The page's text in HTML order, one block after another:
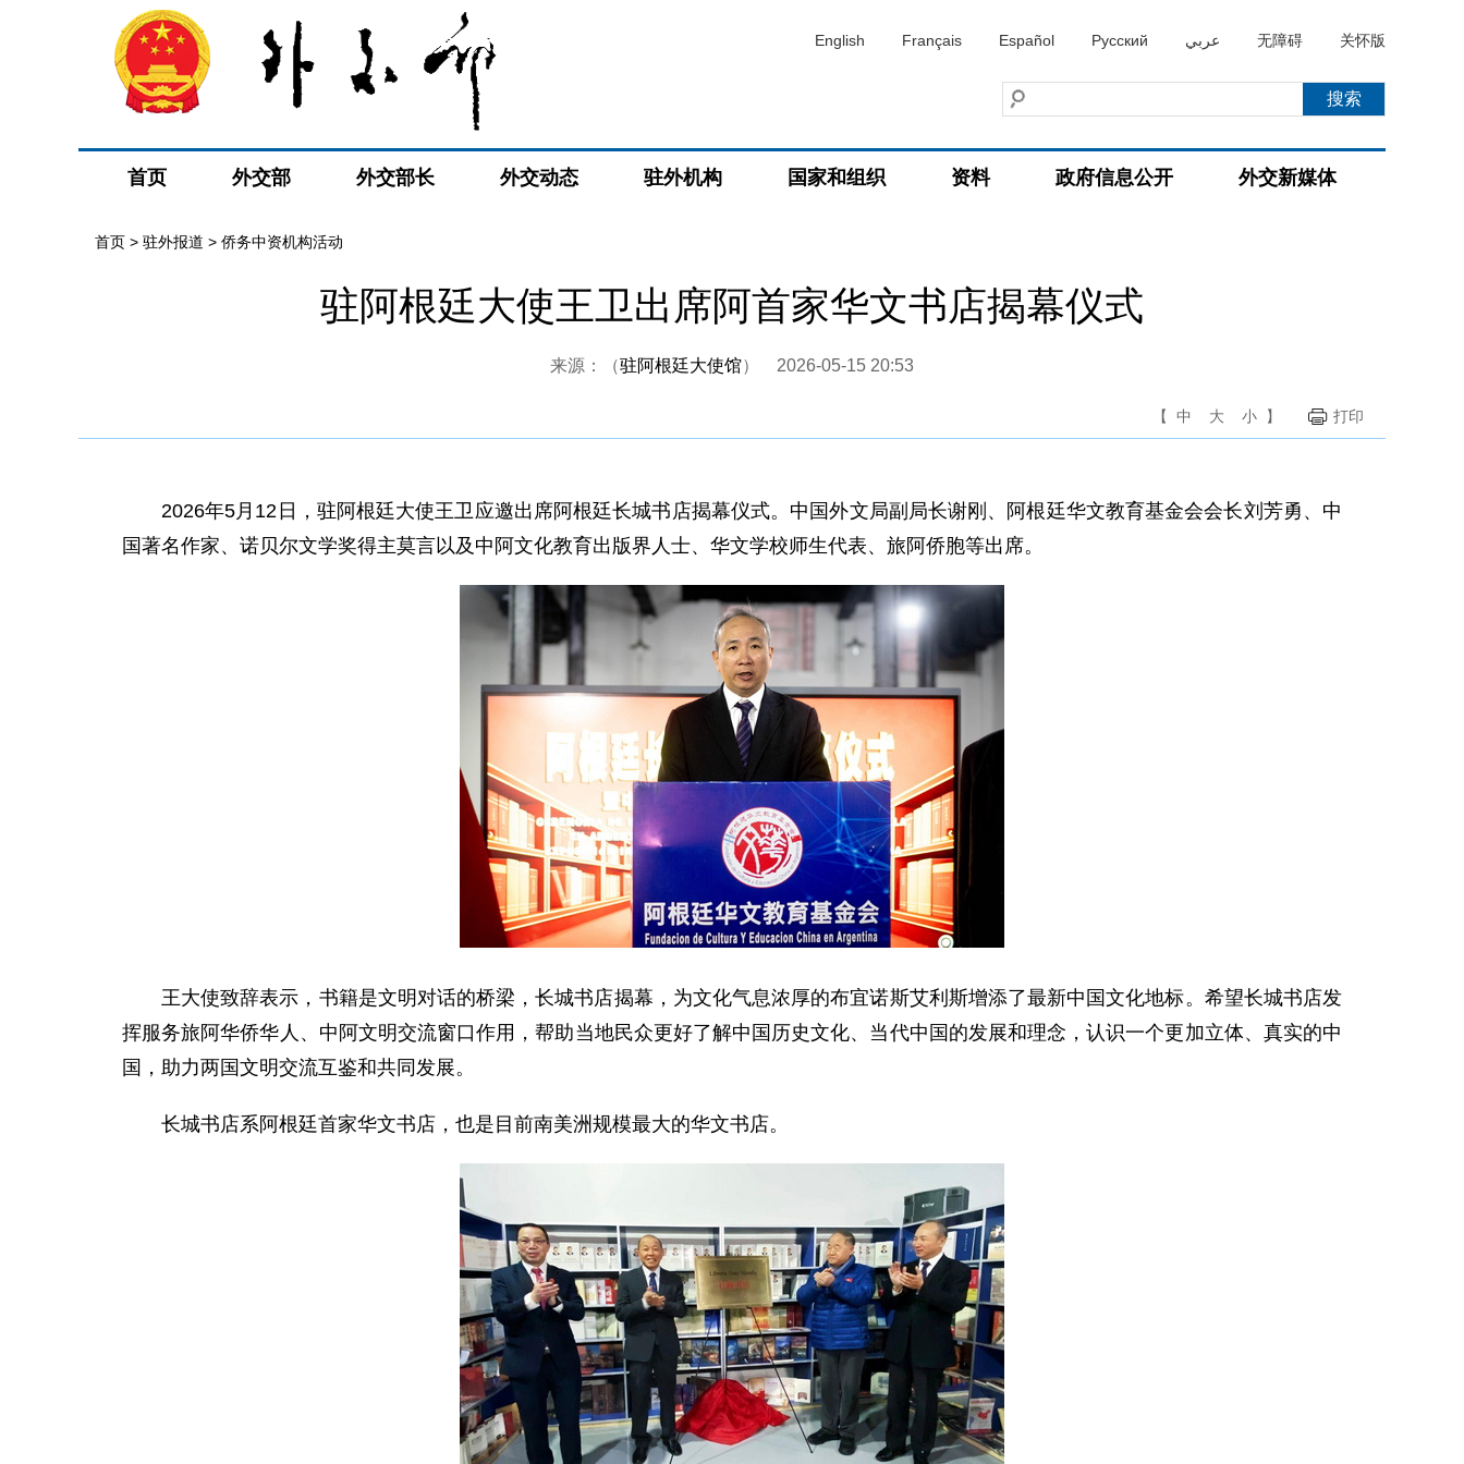
English Français Español Русский عربي 无障碍 关怀版
首页 外交部 外交部长 外交动态 驻外机构 国家和组织 资料 政府信息公开 外交新媒体
首页 > 驻外报道 > 侨务中资机构活动
驻阿根廷大使王卫出席阿首家华文书店揭幕仪式
来源：（驻阿根廷大使馆） 2026-05-15 20:53
【 中 大 小 】 打印
2026年5月12日，驻阿根廷大使王卫应邀出席阿根廷长城书店揭幕仪式。中国外文局副局长谢刚、阿根廷华文教育基金会会长刘芳勇、中
国著名作家、诺贝尔文学奖得主莫言以及中阿文化教育出版界人士、华文学校师生代表、旅阿侨胞等出席。
王大使致辞表示，书籍是文明对话的桥梁，长城书店揭幕，为文化气息浓厚的布宜诺斯艾利斯增添了最新中国文化地标。希望长城书店发
挥服务旅阿华侨华人、中阿文明交流窗口作用，帮助当地民众更好了解中国历史文化、当代中国的发展和理念，认识一个更加立体、真实的中
国，助力两国文明交流互鉴和共同发展。
长城书店系阿根廷首家华文书店，也是目前南美洲规模最大的华文书店。